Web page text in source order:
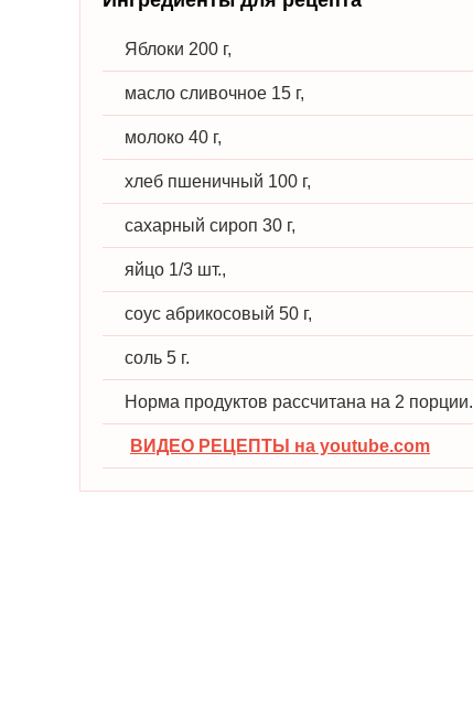
Яблоки 200 г,
масло сливочное 15 г,
молоко 40 г,
хлеб пшеничный 100 г,
сахарный сироп 30 г,
яйцо 1/3 шт.,
соус абрикосовый 50 г,
соль 5 г.
Норма продуктов рассчитана на 2 порции.
ВИДЕО РЕЦЕПТЫ на youtube.com